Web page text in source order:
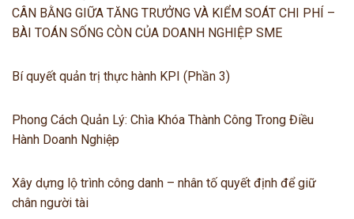
CÂN BẰNG GIỮA TĂNG TRƯỞNG VÀ KIỂM SOÁT CHI PHÍ –
BÀI TOÁN SỐNG CÒN CỦA DOANH NGHIỆP SME
Bí quyết quản trị thực hành KPI (Phần 3)
Phong Cách Quản Lý: Chìa Khóa Thành Công Trong Điều
Hành Doanh Nghiệp
Xây dựng lộ trình công danh – nhân tố quyết định để giữ
chân người tài